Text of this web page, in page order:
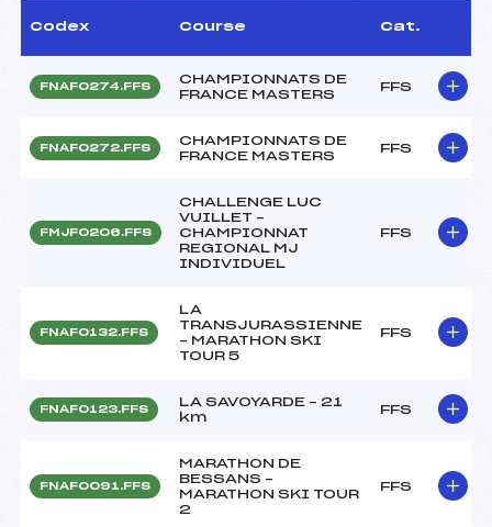
Codex Course Cat.
FNAF0274.FFS
CHAMPIONNATS DE
FRANCE MASTERS
FFS
FNAF0272.FFS
CHAMPIONNATS DE
FRANCE MASTERS
FFS
FMJF0206.FFS
CHALLENGE LUC
VUILLET –
CHAMPIONNAT
REGIONAL MJ
INDIVIDUEL
FFS
FNAF0132.FFS
LA
TRANSJURASSIENNE
– MARATHON SKI
TOUR 5
FFS
FNAF0123.FFS
LA SAVOYARDE – 21
km
FFS
FNAF0091.FFS
MARATHON DE
BESSANS –
MARATHON SKI TOUR
2
FFS